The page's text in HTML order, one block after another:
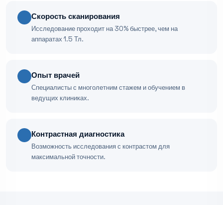
Скорость сканирования
Исследование проходит на 30% быстрее, чем на
аппаратах 1.5 Тл.
Опыт врачей
Специалисты с многолетним стажем и обучением в
ведущих клиниках.
Контрастная диагностика
Возможность исследования с контрастом для
максимальной точности.